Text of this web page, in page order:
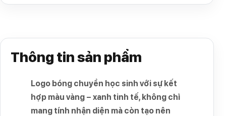
Thông tin sản phẩm
Logo bóng chuyền học sinh với sự kết
hợp màu vàng – xanh tinh tế, không chỉ
mang tính nhận diện mà còn tạo nên